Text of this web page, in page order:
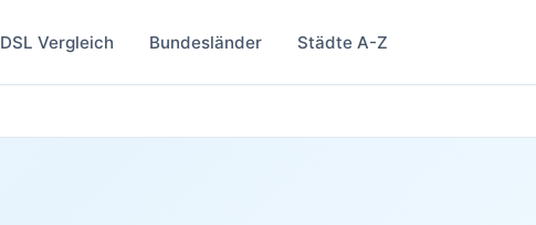
DSL Vergleich Bundesländer Städte A-Z